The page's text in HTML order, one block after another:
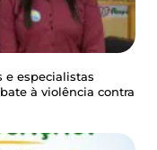
e especialistas
à violência contra